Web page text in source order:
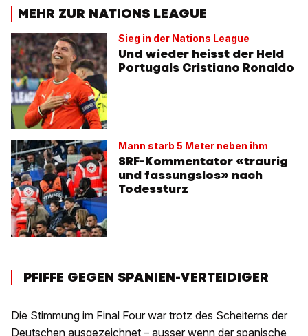
MEHR ZUR NATIONS LEAGUE
Sieg in der Nations League
Und wieder heisst der Held
Portugals Cristiano Ronaldo
Mann starb 5 Meter neben ihm
SRF-Kommentator «traurig
und fassungslos» nach
Todessturz
PFIFFE GEGEN SPANIEN-VERTEIDIGER
Die Stimmung im Final Four war trotz des Scheiterns der
Deutschen ausgezeichnet – ausser wenn der spanische